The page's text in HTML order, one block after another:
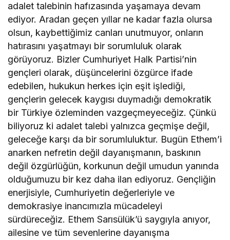
adalet talebinin hafızasında yaşamaya devam
ediyor. Aradan geçen yıllar ne kadar fazla olursa
olsun, kaybettiğimiz canları unutmuyor, onların
hatırasını yaşatmayı bir sorumluluk olarak
görüyoruz. Bizler Cumhuriyet Halk Partisi’nin
gençleri olarak, düşüncelerini özgürce ifade
edebilen, hukukun herkes için eşit işlediği,
gençlerin gelecek kaygısı duymadığı demokratik
bir Türkiye özleminden vazgeçmeyeceğiz. Çünkü
biliyoruz ki adalet talebi yalnızca geçmişe değil,
geleceğe karşı da bir sorumluluktur. Bugün Ethem’i
anarken nefretin değil dayanışmanın, baskının
değil özgürlüğün, korkunun değil umudun yanında
olduğumuzu bir kez daha ilan ediyoruz. Gençliğin
enerjisiyle, Cumhuriyetin değerleriyle ve
demokrasiye inancımızla mücadeleyi
sürdüreceğiz. Ethem Sarısülük’ü saygıyla anıyor,
ailesine ve tüm sevenlerine dayanışma